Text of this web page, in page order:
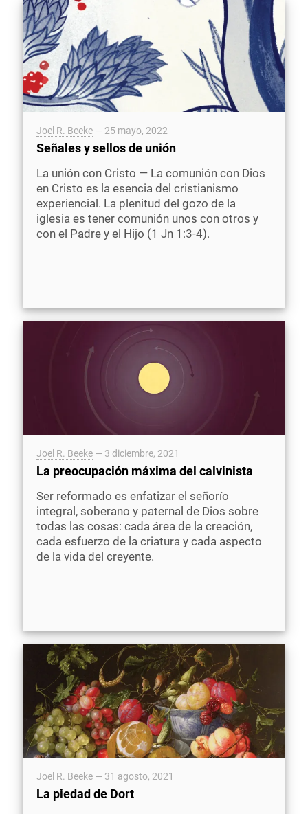
Joel R. Beeke — 25 mayo, 2022
Señales y sellos de unión
La unión con Cristo — La comunión con Dios
en Cristo es la esencia del cristianismo
experiencial. La plenitud del gozo de la
iglesia es tener comunión unos con otros y
con el Padre y el Hijo (1 Jn 1:3-4).
Joel R. Beeke — 3 diciembre, 2021
La preocupación máxima del calvinista
Ser reformado es enfatizar el señorío
integral, soberano y paternal de Dios sobre
todas las cosas: cada área de la creación,
cada esfuerzo de la criatura y cada aspecto
de la vida del creyente.
Joel R. Beeke — 31 agosto, 2021
La piedad de Dort